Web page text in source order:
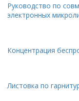
Руководство по
электронных
Концентрация
Листовка по